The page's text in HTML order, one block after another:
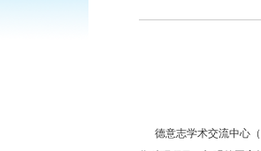
德意志学术交流中心（